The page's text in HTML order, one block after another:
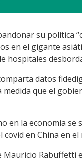
su política
en el gigante
hospitales
datos
que el
en la economía se
en China en
Mauricio Rabuffetti